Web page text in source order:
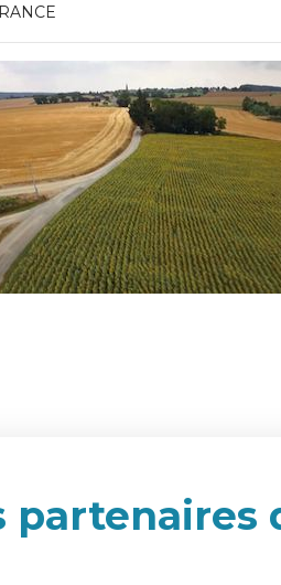
partenaires